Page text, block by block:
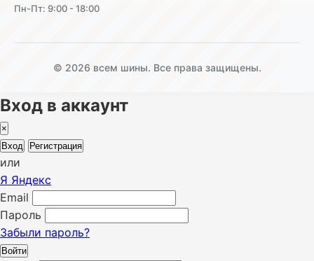
Пн-Пт: 9:00 - 18:00
© 2026 всем шины. Все права защищены.
Вход в аккаунт
×
Вход
Регистрация
или
Я Яндекс
Email
Пароль
Забыли пароль?
Войти